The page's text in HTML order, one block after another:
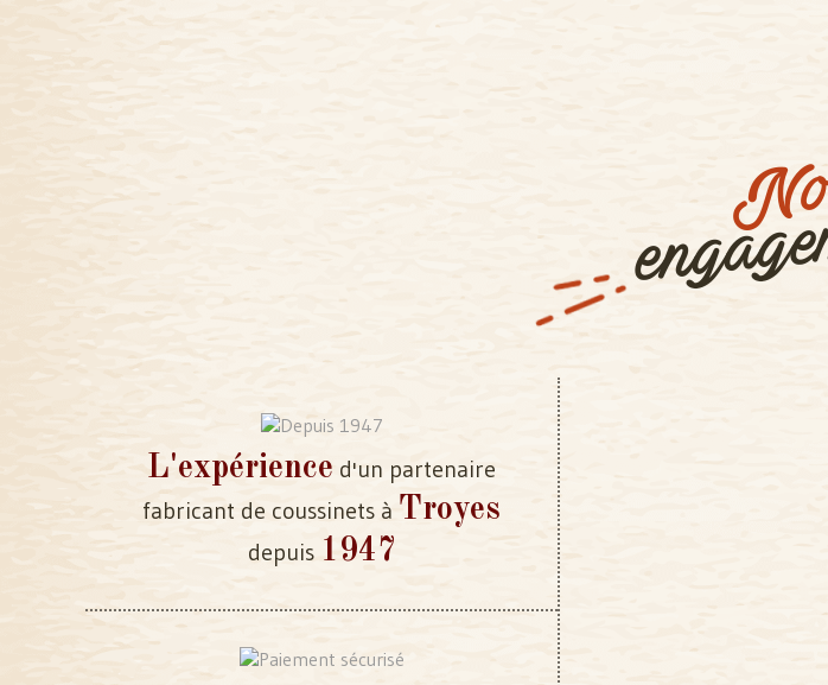
L'expérience d'un partenaire
fabricant de coussinets à Troyes
depuis 1947